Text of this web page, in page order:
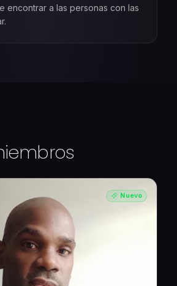
encontrar a las personas con las
Nuevo